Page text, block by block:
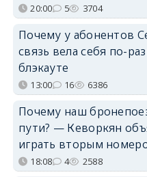
20:00 5 3704
Почему у абонентов
связь вела себя по-
блэкауте
13:00 16 6386
Почему наш
пути? — Кеворкян
играть вторым
18:08 4 2588